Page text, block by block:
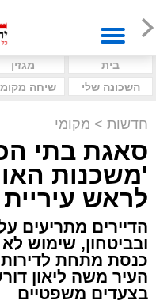
בית מגזין
השכונה שלי
שיחה
חדשות > מקומי
סאגת בתי
'משכנות
לראש עיריית
הדיירים מתריעים
ובביטחון, שימוש
כנסת מתחת
העיר משה ליאון
בצעדים משפטיים